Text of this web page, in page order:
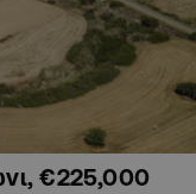
€225,000